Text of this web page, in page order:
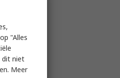
"Alles
dit niet
Meer